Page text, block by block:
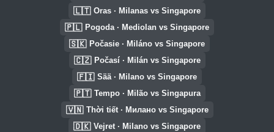
🇱🇹 Oras · Milanas vs Singapore
🇵🇱 Pogoda · Mediolan vs Singapore
🇸🇰 Počasie · Miláno vs Singapore
🇨🇿 Počasí · Milán vs Singapore
🇫🇮 Sää · Milano vs Singapore
🇵🇹 Tempo · Milão vs Singapura
🇻🇳 Thời tiết · Милано vs Singapore
🇩🇰 Vejret · Milano vs Singapore